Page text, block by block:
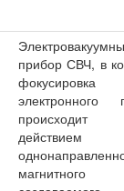
прибор СВЧ, в
фокусировка
электронного
действием
магнитного